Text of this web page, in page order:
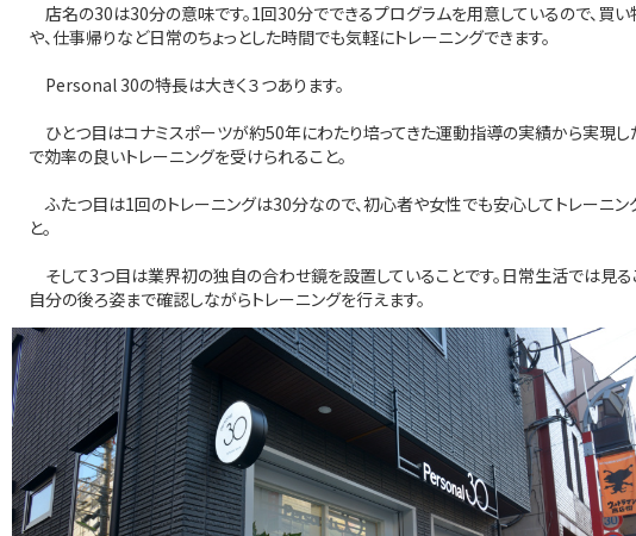
店名の30は30分の意味です。1回30分でできるプログラムを用意しているので、買
や、仕事帰りなど日常のちょっとした時間でも気軽にトレーニングできます。
Personal 30の特長は大きく３つあります。
ひとつ目はコナミスポーツが約50年にわたり培ってきた運動指導の実績から実現し
で効率の良いトレーニングを受けられること。
ふたつ目は1回のトレーニングは30分なので、初心者や女性でも安心してトレーニン
と。
そして3つ目は業界初の独自の合わせ鏡を設置していることです。日常生活では見る
自分の後ろ姿まで確認しながらトレーニングを行えます。